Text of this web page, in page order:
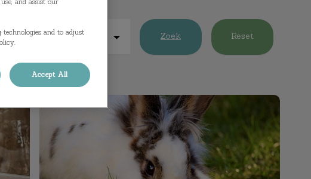
Zoek Reset
Bescherm je konijn voor warmere dagen
and assist our
and to adjust
Accept All